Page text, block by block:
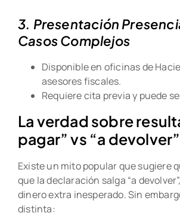
3. Presentación
Casos Complejos
Disponible en oficinas de
asesores fiscales.
Requiere cita previa y puede
La verdad sobre
pagar” vs “a devolver”
Existe un mito popular que sugiere
que la declaración salga “a
dinero extra inesperado. Sin
distinta: